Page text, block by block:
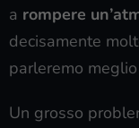
a rompere
decisamente
parleremo
Un grosso